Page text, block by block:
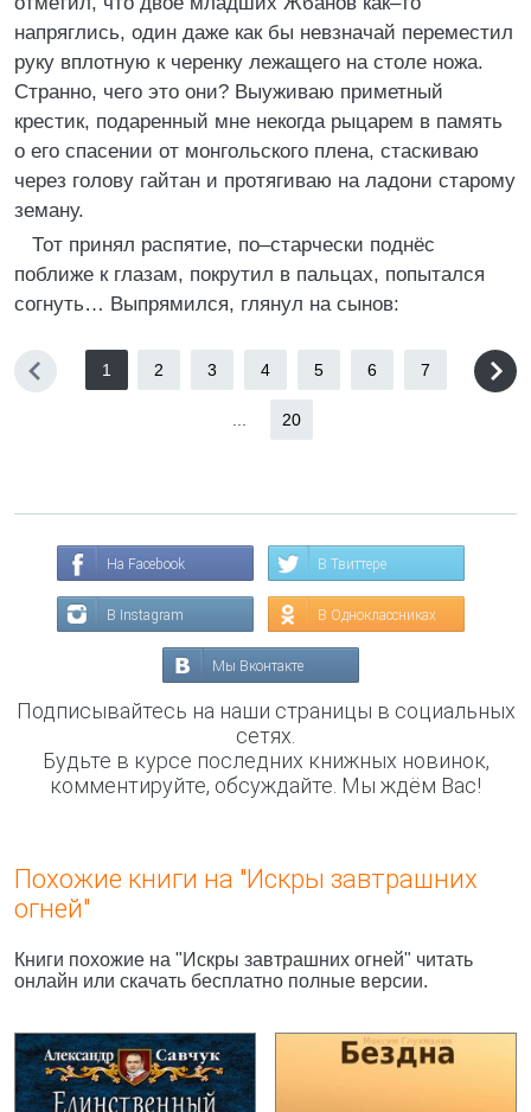
напряглись, один даже как бы невзначай переместил
руку вплотную к черенку лежащего на столе ножа.
Странно, чего это они? Выуживаю приметный
крестик, подаренный мне некогда рыцарем в память
о его спасении от монгольского плена, стаскиваю
через голову гайтан и протягиваю на ладони старому
земану.
Тот принял распятие, по–старчески поднёс
поближе к глазам, покрутил в пальцах, попытался
согнуть… Выпрямился, глянул на сынов:
1 2 3 4 5 6 7
20
На Facebook В Твиттере
В Instagram В Одноклассниках
Мы Вконтакте
Подписывайтесь на наши страницы в социальных
сетях.
Будьте в курсе последних книжных новинок,
комментируйте, обсуждайте. Мы ждём Вас!
Похожие книги на "Искры завтрашних
огней"
Книги похожие на "Искры завтрашних огней" читать
онлайн или скачать бесплатно полные версии.